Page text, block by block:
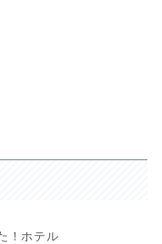
！ホテル